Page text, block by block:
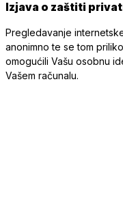
Izjava o zaštiti
Pregledavanje
anonimno te se tom
omogućili Vašu osobnu
Vašem računalu.